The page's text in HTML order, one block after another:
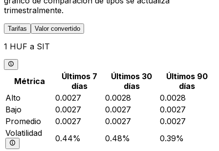
trimestralmente.
Tarifas Valor convertido
1 HUF a SIT
Métrica
Últimos 7
días
Últimos 30
días
Últimos 90
días
Alto
0.0027 0.0028
0.0028
Bajo
0.0027 0.0027
0.0027
Promedio
0.0027 0.0027
0.0027
Volatilidad
0.44% 0.48% 0.39%